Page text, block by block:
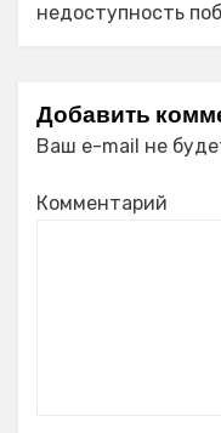
недоступность
Добавить
Ваш e-mail не
Комментарий